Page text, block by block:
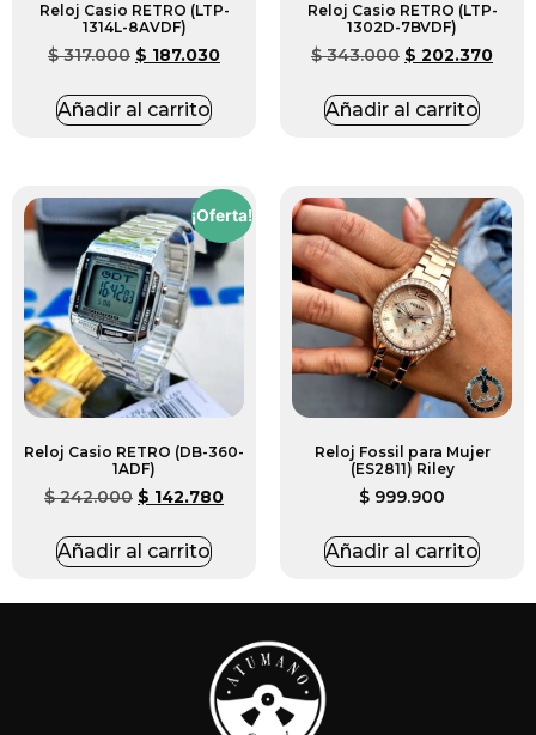
Reloj Casio RETRO (LTP-
1314L-8AVDF)
$317.000 $ 187.030
Añadir al carrito
Reloj Casio RETRO (LTP-
1302D-7BVDF)
$343.000 $ 202.370
Añadir al carrito
¡Oferta!
Reloj Casio RETRO (DB-360-
1ADF)
$242.000 $ 142.780
Añadir al carrito
Reloj Fossil para Mujer
(ES2811) Riley
$ 999.900
Añadir al carrito